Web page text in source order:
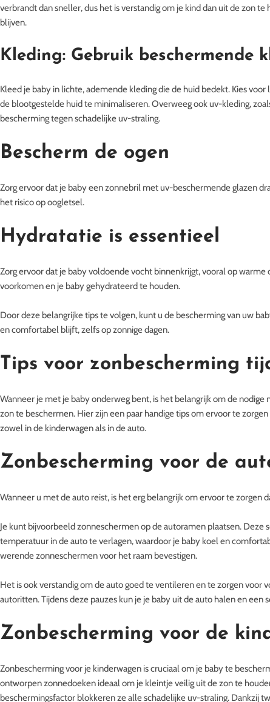
verbrandt dan sneller, dus het is verstandig om je kind dan uit de zon
blijven.
Kleding: Gebruik beschermende
Kleed je baby in lichte, ademende kleding die de huid bedekt. Kies
de blootgestelde huid te minimaliseren. Overweeg ook uv-kleding,
bescherming tegen schadelijke uv-straling.
Bescherm de ogen
Zorg ervoor dat je baby een zonnebril met uv-beschermende glazen
het risico op oogletsel.
Hydratatie is essentieel
Zorg ervoor dat je baby voldoende vocht binnenkrijgt, vooral op
voorkomen en je baby gehydrateerd te houden.
Door deze belangrijke tips te volgen, kunt u de bescherming van uw
en comfortabel blijft, zelfs op zonnige dagen.
Tips voor zonbescherming
Wanneer je met je baby onderweg bent, is het belangrijk om de
zon te beschermen. Hier zijn een paar handige tips om ervoor te
zowel in de kinderwagen als in de auto.
Zonbescherming voor de
Wanneer u met de auto reist, is het erg belangrijk om ervoor te zorgen
Je kunt bijvoorbeeld zonneschermen op de autoramen plaatsen.
temperatuur in de auto te verlagen, waardoor je baby koel en
werende zonneschermen voor het raam bevestigen.
Het is ook verstandig om de auto goed te ventileren en te zorgen
autoritten. Tijdens deze pauzes kun je je baby uit de auto halen en
Zonbescherming voor de
Zonbescherming voor je kinderwagen is cruciaal om je baby te
ontworpen zonnedoeken ideaal om je kleintje veilig uit de zon te
beschermingsfactor blokkeren ze alle schadelijke uv-straling. Dankzij